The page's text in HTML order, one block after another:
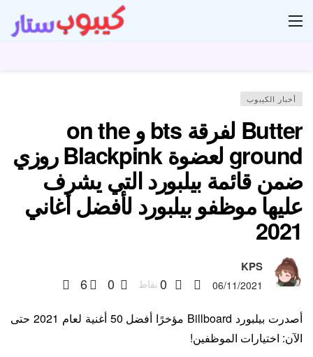
أخبار الكيبوب
Butter لفرقة bts و on the
ground لعضوة Blackpink روزي
ضمن قائمة بيلبورد التي يشرف
عليها موظفو بيلبورد لأفضل أغاني
2021
KPS
06/11/2021
0 نقاط 0
6
أصدرت بيلبورد Billboard مؤخرًا أفضل 50 أغنية لعام 2021 حتى
الآن: اختيارات الموظفين!